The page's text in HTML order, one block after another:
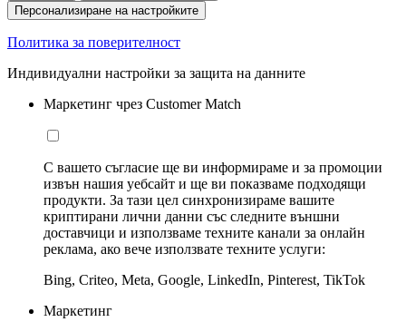
Персонализиране на настройките
Политика за поверителност
Индивидуални настройки за защита на данните
Маркетинг чрез Customer Match
С вашето съгласие ще ви информираме и за промоции
извън нашия уебсайт и ще ви показваме подходящи
продукти. За тази цел синхронизираме вашите
криптирани лични данни със следните външни
доставчици и използваме техните канали за онлайн
реклама, ако вече използвате техните услуги:
Bing, Criteo, Meta, Google, LinkedIn, Pinterest, TikTok
Маркетинг